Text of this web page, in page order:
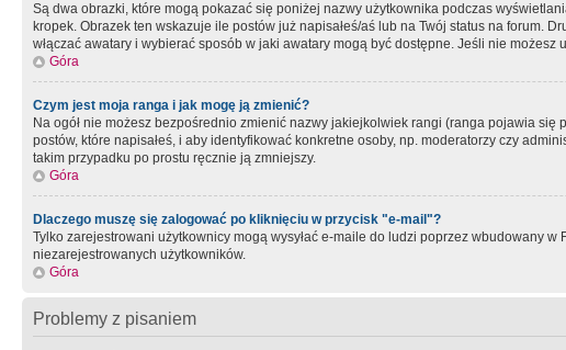
Są dwa obrazki, które mogą pokazać się poniżej nazwy użytkownika podczas
kropek. Obrazek ten wskazuje ile postów już napisałeś/aś lub na Twój status na forum.
włączać awatary i wybierać sposób w jaki awatary mogą być dostępne. Jeśli nie
Góra
Czym jest moja ranga i jak mogę ją zmienić?
Na ogół nie możesz bezpośrednio zmienić nazwy jakiejkolwiek rangi (ranga pojawia
postów, które napisałeś, i aby identyfikować konkretne osoby, np. moderatorzy czy
takim przypadku po prostu ręcznie ją zmniejszy.
Góra
Dlaczego muszę się zalogować po kliknięciu w przycisk "e-mail"?
Tylko zarejestrowani użytkownicy mogą wysyłać e-maile do ludzi poprzez wbudowany
niezarejestrowanych użytkowników.
Góra
Problemy z pisaniem